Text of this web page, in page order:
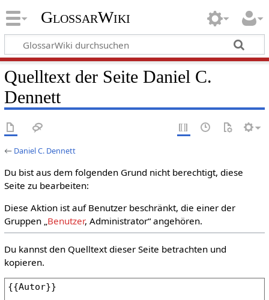
GlossarWiki
Quelltext der Seite Daniel C.
Dennett
← Daniel C. Dennett
Du bist aus dem folgenden Grund nicht berechtigt, diese
Seite zu bearbeiten:
Diese Aktion ist auf Benutzer beschränkt, die einer der
Gruppen „Benutzer, Administrator“ angehören.
Du kannst den Quelltext dieser Seite betrachten und
kopieren.